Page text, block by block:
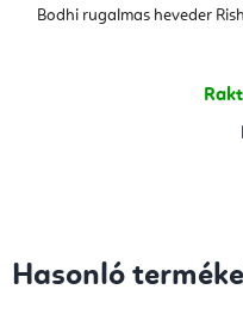
Bodhi rugalmas heveder
Hasonló